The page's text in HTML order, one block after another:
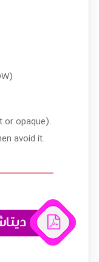
or opaque).
avoid it.